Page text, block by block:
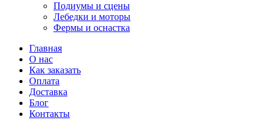
Подиумы и сцены
Лебедки и моторы
Фермы и оснастка
Главная
О нас
Как заказать
Оплата
Доставка
Блог
Контакты